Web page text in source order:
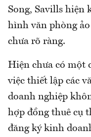
Song, Savills hiện
hình văn phòng
chưa rõ ràng.
Hiện chưa có một
việc thiết lập các
doanh nghiệp
hợp đồng thuê cụ
đăng ký kinh